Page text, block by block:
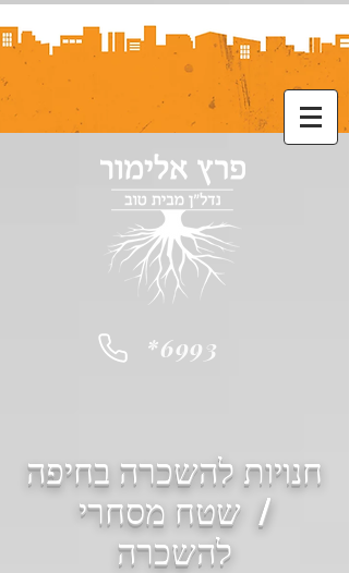
*6993
חנויות להשכרה בחיפה
/ שטח מסחרי
להשכרה